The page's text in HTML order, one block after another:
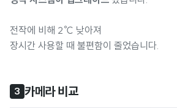
전작에 비해 2℃ 낮아져
장시간 사용할 때 불편함이 줄었습니다.
3 카메라 비교